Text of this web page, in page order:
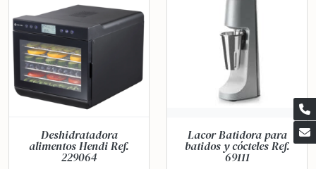
Deshidratadora
alimentos Hendi Ref.
229064
Lacor Batidora para
batidos y cócteles Ref.
69111